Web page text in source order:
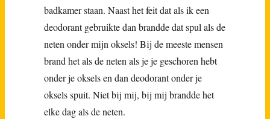
badkamer staan. Naast het feit dat als ik een
deodorant gebruikte dan brandde dat spul als de
neten onder mijn oksels! Bij de meeste mensen
brand het als de neten als je je geschoren hebt
onder je oksels en dan deodorant onder je
oksels spuit. Niet bij mij, bij mij brandde het
elke dag als de neten.